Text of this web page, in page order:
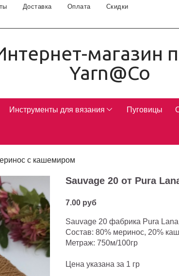
Доставка Оплата Скидки
магазин
Yarn@Co
Инструменты для вязания Пуговицы
с кашемиром
Sauvage 20 от Pura
7.00 руб
Sauvage 20 фабрика Pura
Состав: 80% меринос, 20%
Метраж: 750м/100гр
Цена указана за 1 гр